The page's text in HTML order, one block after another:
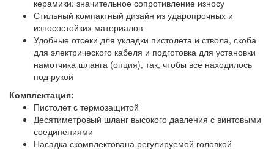
керамики: значительное сопротивление износу
Стильный компактный дизайн из ударопрочных и
износостойких материалов
Удобные отсеки для укладки пистолета и ствола, скоба
для электрического кабеля и подготовка для установки
намотчика шланга (опция), так, чтобы все находилось
под рукой
Комплектация:
Пистолет с термозащитой
Десятиметровый шланг высокого давления с винтовыми
соединениями
Насадка скомплектована регулируемой головкой